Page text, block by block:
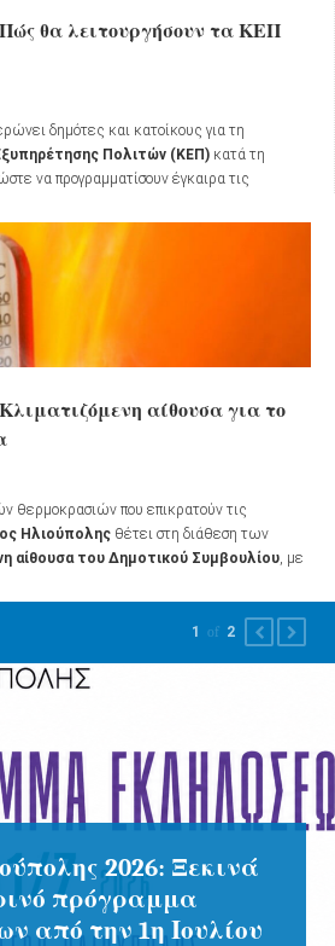
θα λειτουργήσουν τα ΚΕΠ
δημότες και κατοίκους για τη
Πολιτών (ΚΕΠ) κατά τη
να προγραμματίσουν έγκαιρα τις
αίθουσα για το
θερμοκρασιών που επικρατούν τις
Ηλιούπολης θέτει στη διάθεση των
αίθουσα του Δημοτικού Συμβουλίου, με
χώρο κατά τις ώρες του καύσωνα.
2026: Ξεκινά
πρόγραμμα
από την 1η Ιουλίου
1 of 2 PREVIOUS
NEXT